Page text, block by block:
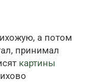
а потом
принимал
картины